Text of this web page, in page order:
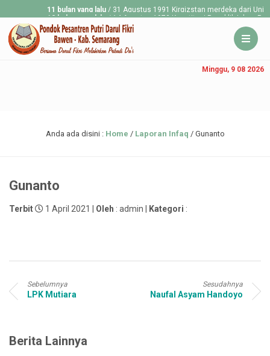
11 bulan yang lalu/ 31 Agustus 1991 Kirgizstan merdeka dari Uni
12 bulan yang lalu/ 14 Agustus 1973 Konstitusi Republik Islam
Minggu, 9 08 2026
Anda ada disini : Home / Laporan Infaq / Gunanto
Gunanto
Terbit 1 April 2021 | Oleh : admin | Kategori :
Sebelumnya
LPK Mutiara
Sesudahnya
Naufal Asyam Handoyo
Berita Lainnya